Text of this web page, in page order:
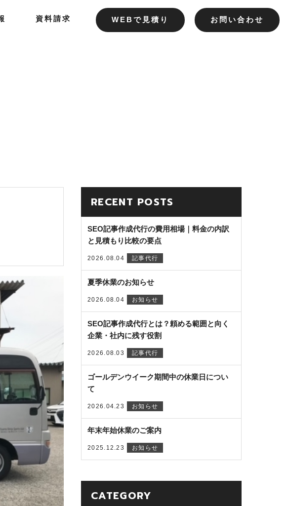
資料請求 WEBで見積り お問い合わせ
RECENT POSTS
SEO記事作成代行の費用相場｜料金の内訳
と見積もり比較の要点
2026.08.04 記事代行
夏季休業のお知らせ
2026.08.04 お知らせ
SEO記事作成代行とは？頼める範囲と向く
企業・社内に残す役割
2026.08.03 記事代行
ゴールデンウイーク期間中の休業日につい
て
2026.04.23 お知らせ
年末年始休業のご案内
2025.12.23 お知らせ
CATEGORY